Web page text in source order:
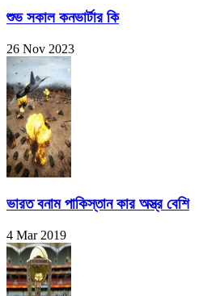
শুভ সকাল কনভার্টার কি
26 Nov 2023
ভারত বনাম পাকিস্তান কার অস্ত্র বেশি
4 Mar 2019